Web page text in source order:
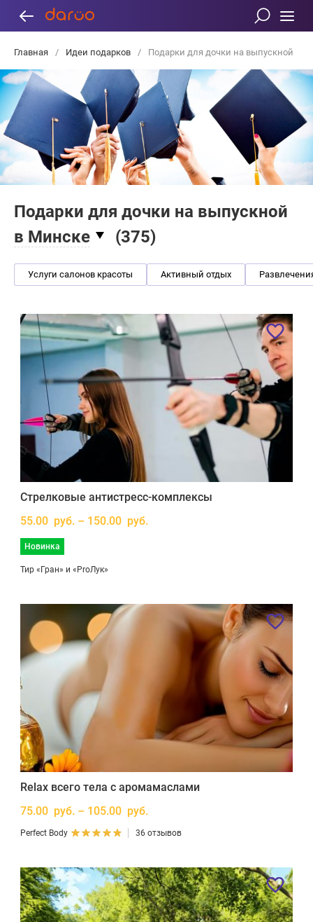
Главная / Идеи подарков / Подарки для дочки на выпускной
Подарки для дочки на выпускной
в Минске
(375)
Услуги салонов красоты Активный отдых
Стрелковые антистресс-комплексы
55.00 руб. – 150.00 руб.
Новинка
Тир «Гран» и «ProЛук»
Relax всего тела с аромамаслами
75.00 руб. – 105.00 руб.
Perfect Body 36 отзывов